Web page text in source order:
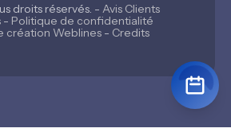
droits réservés. - Avis Clients
- Politique de confidentialité
création Weblines - Credits